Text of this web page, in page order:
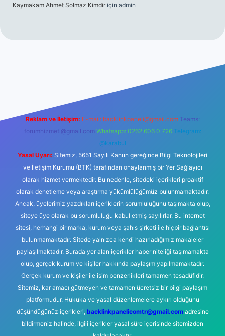
Kaymakam Ahmet Solmaz Kimdir için admin
Reklam ve İletişim: E-mail: backlinkpaneli@gmail.com Teams:
forumhizmeti@gmail.com Whatsapp: 0262 606 0 726 Telegram:
@karabul
Yasal Uyarı: Sitemiz, 5651 Sayılı Kanun gereğince Bilgi Teknolojileri
ve İletişim Kurumu (BTK) tarafından onaylanmış bir Yer Sağlayıcı
olarak hizmet vermektedir. Bu nedenle, sitedeki içerikleri proaktif
olarak denetleme veya araştırma yükümlülüğümüz bulunmamaktadır.
Ancak, üyelerimiz yazdıkları içeriklerin sorumluluğunu taşımakta olup,
siteye üye olarak bu sorumluluğu kabul etmiş sayılırlar. Bu internet
sitesi, herhangi bir marka, kurum veya şahıs şirketi ile hiçbir bağlantısı
bulunmamaktadır. Sitede yalnızca kendi hazırladığımız makaleler
paylaşılmaktadır. Burada yer alan içerikler haber niteliği taşımamakta
olup, gerçek kurum ve kişiler hakkında paylaşım yapılmamaktadır.
Gerçek kurum ve kişiler ile isim benzerlikleri tamamen tesadüfidir.
Sitemiz, kar amacı gütmeyen ve tamamen ücretsiz bir bilgi paylaşım
platformudur. Hukuka ve yasal düzenlemelere aykırı olduğunu
düşündüğünüz içerikleri, backlinkpanelicomtr@gmail.comadresine
bildirmeniz halinde, ilgili içerikler yasal süre içerisinde sitemizden